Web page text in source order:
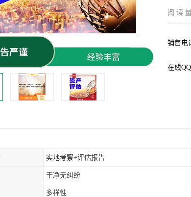
阅 读 量
销售电
在线QQ
实地考察+评估报告
干净无纠纷
多样性